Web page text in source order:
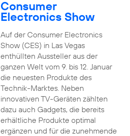
Consumer
Electronics Show
Auf der Consumer Electronics
Show (CES) in Las Vegas
enthüllten Aussteller aus der
ganzen Welt vom 9. bis 12. Januar
die neuesten Produkte des
Technik-Marktes. Neben
innovativen TV-Geräten zählten
dazu auch Gadgets, die bereits
erhältliche Produkte optimal
ergänzen und für die zunehmende